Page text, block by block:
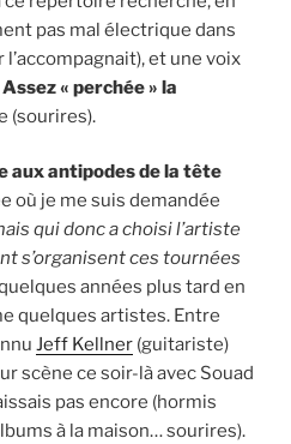
pas mal électrique dans
et une voix
Assez « perchée » la
(sourires).
aux antipodes de la tête
où je me suis demandée
qui donc a choisi l’artiste
s’organisent ces tournées
années plus tard en
quelques artistes. Entre
Jeff Kellner (guitariste)
scène ce soir-là avec Souad
pas encore (hormis
à la maison… sourires).